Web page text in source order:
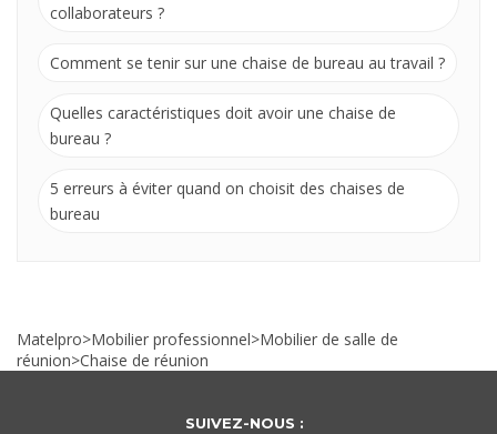
collaborateurs ?
Comment se tenir sur une chaise de bureau au travail ?
Quelles caractéristiques doit avoir une chaise de
bureau ?
5 erreurs à éviter quand on choisit des chaises de
bureau
Matelpro>Mobilier professionnel>Mobilier de salle de
réunion>Chaise de réunion
SUIVEZ-NOUS :